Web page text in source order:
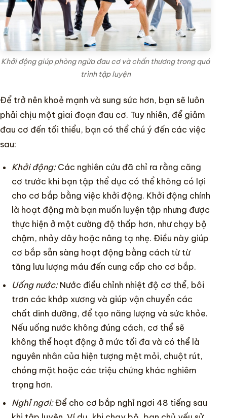
Khởi động giúp phòng ngừa đau cơ và chấn thương trong quá
trình tập luyện
Để trở nên khoẻ mạnh và sung sức hơn, bạn sẽ luôn
phải chịu một giai đoạn đau cơ. Tuy nhiên, để giảm
đau cơ đến tối thiểu, bạn có thể chú ý đến các việc
sau:
Khởi động:Các nghiên cứu đã chỉ ra rằng căng
cơ trước khi bạn tập thể dục có thể không có lợi
cho cơ bắp bằng việc khởi động. Khởi động chính
là hoạt động mà bạn muốn luyện tập nhưng được
thực hiện ở một cường độ thấp hơn, như chạy bộ
chậm, nhảy dây hoặc nâng tạ nhẹ. Điều này giúp
cơ bắp sẵn sàng hoạt động bằng cách từ từ
tăng lưu lượng máu đến cung cấp cho cơ bắp.
Uống nước:Nước điều chỉnh nhiệt độ cơ thể, bôi
trơn các khớp xương và giúp vận chuyển các
chất dinh dưỡng, để tạo năng lượng và sức khỏe.
Nếu uống nước không đúng cách, cơ thể sẽ
không thể hoạt động ở mức tối đa và có thể là
nguyên nhân của hiện tượng mệt mỏi, chuột rút,
chóng mặt hoặc các triệu chứng khác nghiêm
trọng hơn.
Nghỉ ngơi:Để cho cơ bắp nghỉ ngơi 48 tiếng sau